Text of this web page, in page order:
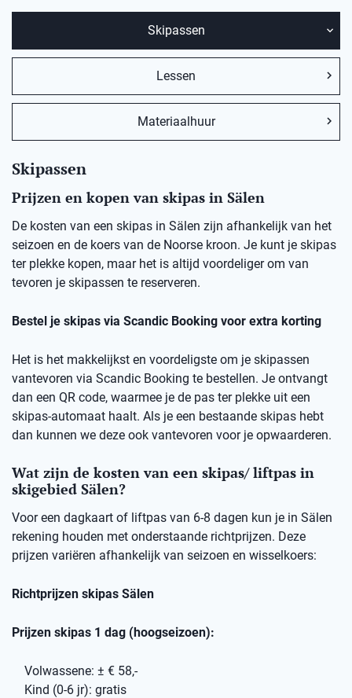
Skipassen
Lessen
Materiaalhuur
Skipassen
Prijzen en kopen van skipas in Sälen
De kosten van een skipas in Sälen zijn afhankelijk van het
seizoen en de koers van de Noorse kroon. Je kunt je skipas
ter plekke kopen, maar het is altijd voordeliger om van
tevoren je skipassen te reserveren.
Bestel je skipas via Scandic Booking voor extra korting
Het is het makkelijkst en voordeligste om je skipassen
vantevoren via Scandic Booking te bestellen. Je ontvangt
dan een QR code, waarmee je de pas ter plekke uit een
skipas-automaat haalt. Als je een bestaande skipas hebt
dan kunnen we deze ook vantevoren voor je opwaarderen.
Wat zijn de kosten van een skipas/ liftpas in
skigebied Sälen?
Voor een dagkaart of liftpas van 6-8 dagen kun je in Sälen
rekening houden met onderstaande richtprijzen. Deze
prijzen variëren afhankelijk van seizoen en wisselkoers:
Richtprijzen skipas Sälen
Prijzen skipas 1 dag (hoogseizoen):
Volwassene: ± € 58,-
Kind (0-6 jr): gratis